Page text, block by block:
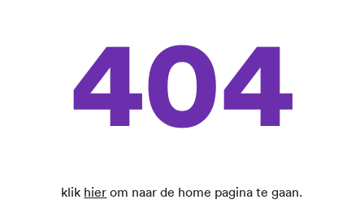
404
klik hier om naar de home pagina te gaan.